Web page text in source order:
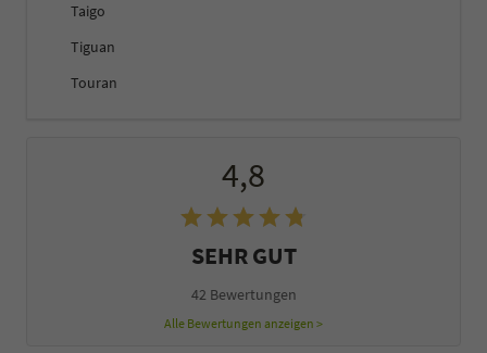
Taigo
Tiguan
Touran
4,8
SEHR GUT
42 Bewertungen
Alle Bewertungen anzeigen >